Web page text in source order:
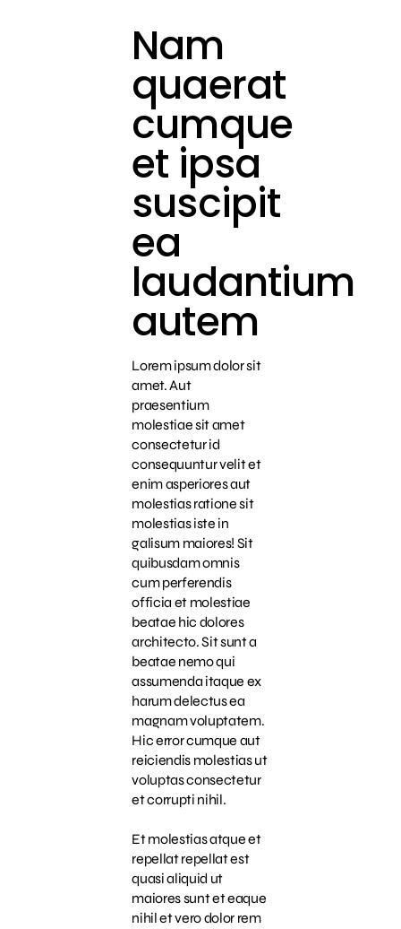
Nam
quaerat
cumque
et ipsa
suscipit
ea
laudantium
autem
Lorem ipsum dolor sit
amet. Aut
praesentium
molestiae sit amet
consectetur id
consequuntur velit et
enim asperiores aut
molestias ratione sit
molestias iste in
galisum maiores! Sit
quibusdam omnis
cum perferendis
officia et molestiae
beatae hic dolores
architecto. Sit sunt a
beatae nemo qui
assumenda itaque ex
harum delectus ea
magnam voluptatem.
Hic error cumque aut
reiciendis molestias ut
voluptas consectetur
et corrupti nihil.
Et molestias atque et
repellat repellat est
quasi aliquid ut
maiores sunt et eaque
nihil et vero dolor rem